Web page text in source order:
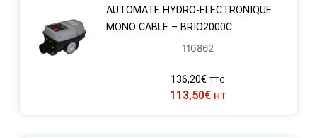
AUTOMATE HYDRO-ELECTRONIQUE
MONO CABLE – BRIO2000C
110862
136,20€ TTC
113,50€ HT